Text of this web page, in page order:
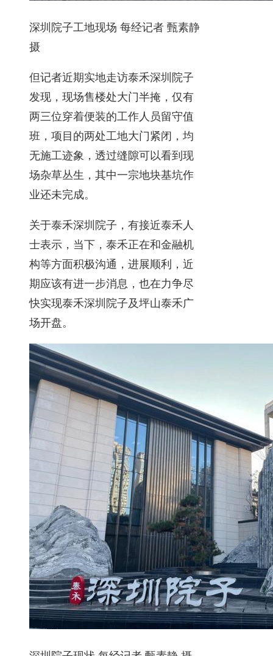
深圳院子工地现场 每经记者 甄素静
摄
但记者近期实地走访泰禾深圳院子
发现，现场售楼处大门半掩，仅有
两三位穿着便装的工作人员留守值
班，项目的两处工地大门紧闭，均
无施工迹象，透过缝隙可以看到现
场杂草丛生，其中一宗地块基坑作
业还未完成。
关于泰禾深圳院子，有接近泰禾人
士表示，当下，泰禾正在和金融机
构等方面积极沟通，进展顺利，近
期应该有进一步消息，也在力争尽
快实现泰禾深圳院子及坪山泰禾广
场开盘。